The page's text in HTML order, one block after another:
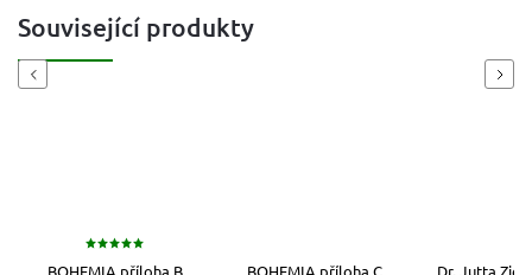
Související produkty
Previous
BOHEMIA příloha B BOHEMIA příloha C
Dr. Jutta
Next